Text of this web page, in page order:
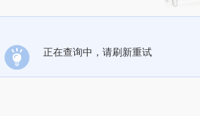
正在查询中，请刷新重试